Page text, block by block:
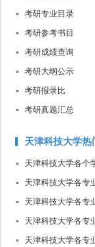
考研专业目录
考研参考书目
考研成绩查询
考研大纲公示
考研报录比
考研真题汇总
天津科技大学热
天津科技大学各个
天津科技大学各专
范围
天津科技大学各专
笔记
天津科技大学各专
笔记
天津科技大学各专